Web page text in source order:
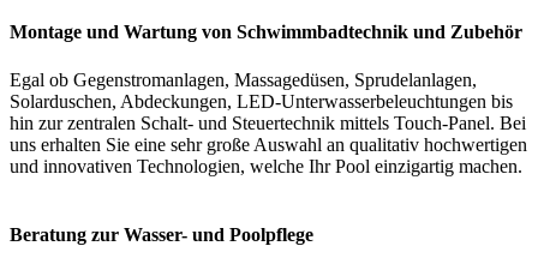
Montage und Wartung von Schwimmbadtechnik und Zubehör
Egal ob Gegenstromanlagen, Massagedüsen, Sprudelanlagen,
Solarduschen, Abdeckungen, LED-Unterwasserbeleuchtungen bis
hin zur zentralen Schalt- und Steuertechnik mittels Touch-Panel. Bei
uns erhalten Sie eine sehr große Auswahl an qualitativ hochwertigen
und innovativen Technologien, welche Ihr Pool einzigartig machen.
Beratung zur Wasser- und Poolpflege